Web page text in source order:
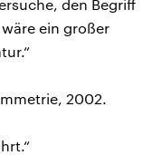
den Begriff
ein großer
2002.